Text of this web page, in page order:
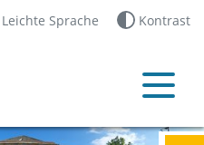
Leichte Sprache Kontrast